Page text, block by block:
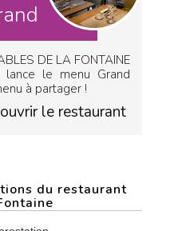
DE LA FONTAINE
le menu Grand
à partager !
le restaurant
du restaurant